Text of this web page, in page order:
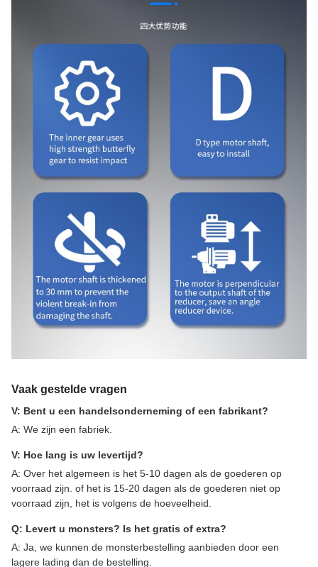
Vaak gestelde vragen
V: Bent u een handelsonderneming of een fabrikant?
A: We zijn een fabriek.
V: Hoe lang is uw levertijd?
A: Over het algemeen is het 5-10 dagen als de goederen op
voorraad zijn. of het is 15-20 dagen als de goederen niet op
voorraad zijn, het is volgens de hoeveelheid.
Q: Levert u monsters? Is het gratis of extra?
A: Ja, we kunnen de monsterbestelling aanbieden door een
lagere lading dan de bestelling.